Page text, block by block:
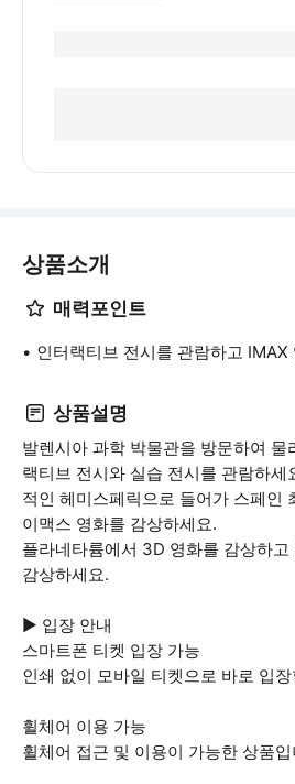
상품소개
매력포인트
인터랙티브 전시를 관람하고 IMAX
상품설명
발렌시아 과학 박물관을 방문하여 물
랙티브 전시와 실습 전시를 관람하세
적인 헤미스페릭으로 들어가 스페인
이맥스 영화를 감상하세요.
플라네타륨에서 3D 영화를 감상하
감상하세요.
▶ 입장 안내
스마트폰 티켓 입장 가능
인쇄 없이 모바일 티켓으로 바로 입
휠체어 이용 가능
휠체어 접근 및 이용이 가능한 상품입